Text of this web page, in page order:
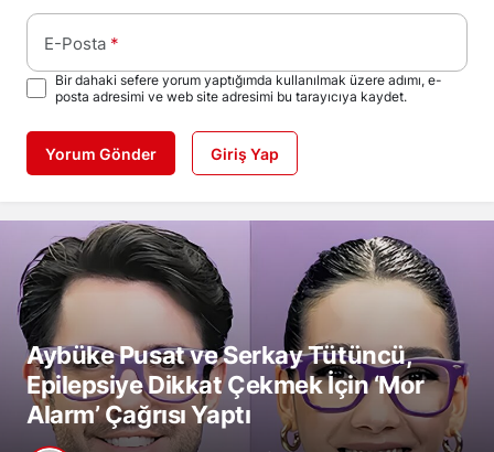
E-Posta *
Bir dahaki sefere yorum yaptığımda kullanılmak üzere adımı, e-
posta adresimi ve web site adresimi bu tarayıcıya kaydet.
Yorum Gönder Giriş Yap
Aybüke Pusat ve Serkay Tütüncü,
Epilepsiye Dikkat Çekmek İçin ‘Mor
Alarm’ Çağrısı Yaptı